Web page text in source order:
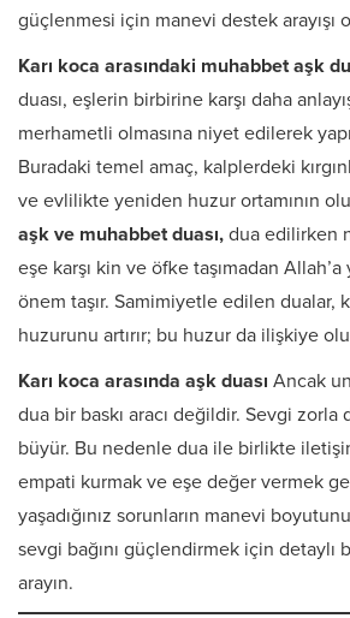
güçlenmesi için manevi destek arayışı
Karı koca arasındaki muhabbet aşk
duası, eşlerin birbirine karşı daha
merhametli olmasına niyet edilerek
Buradaki temel amaç, kalplerdeki
ve evlilikte yeniden huzur ortamının
aşk ve muhabbet duası, dua edilirken
eşe karşı kin ve öfke taşımadan
önem taşır. Samimiyetle edilen dualar,
huzurunu artırır; bu huzur da ilişkiye
Karı koca arasında aşk duası Ancak
dua bir baskı aracı değildir. Sevgi
büyür. Bu nedenle dua ile birlikte
empati kurmak ve eşe değer vermek
yaşadığınız sorunların manevi
sevgi bağını güçlendirmek için detaylı
arayın.